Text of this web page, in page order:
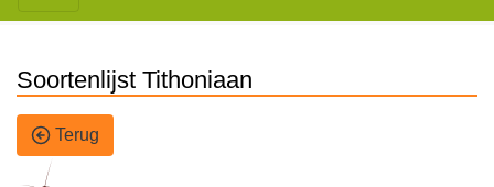
Soortenlijst Tithoniaan
Terug